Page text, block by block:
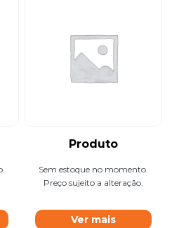
Produto
Sem estoque no momento.
Preço sujeito a alteração.
Ver mais